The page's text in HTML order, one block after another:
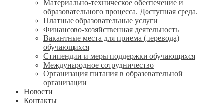
Материально-техническое обеспечение и
образовательного процесса. Доступная среда.
Платные образовательные услуги
Финансово-хозяйственная деятельность
Вакантные места для приема (перевода)
обучающихся
Стипендии и меры поддержки обучающихся
Международное сотрудничество
Организация питания в образовательной
организации
Новости
Контакты